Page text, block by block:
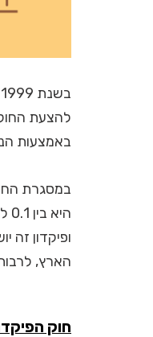
בשנת 1999 חוקק בישראל חוק הפיקדון על מכלי משקה, התשנ"ט-1999 ("
להצעת
באמצעות
במסגרת
ופיקדון
הארץ,
חוק